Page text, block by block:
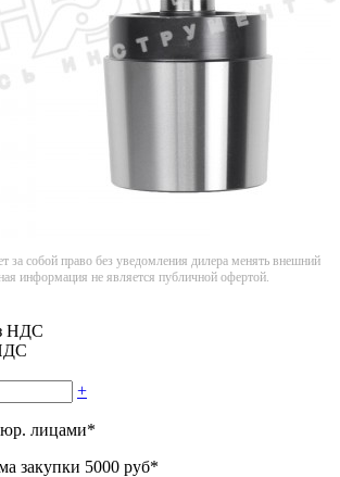
за собой право без уведомления дилера менять внешний
информация не является публичной офертой.
НДС
+
юр. лицами*
закупки 5000 руб*